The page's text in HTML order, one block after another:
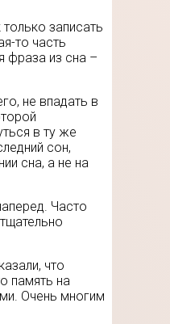
записать
то часть
фраза из сна –
не впадать в
в ту же
сон,
сна, а не на
Часто
что
память на
Очень многим